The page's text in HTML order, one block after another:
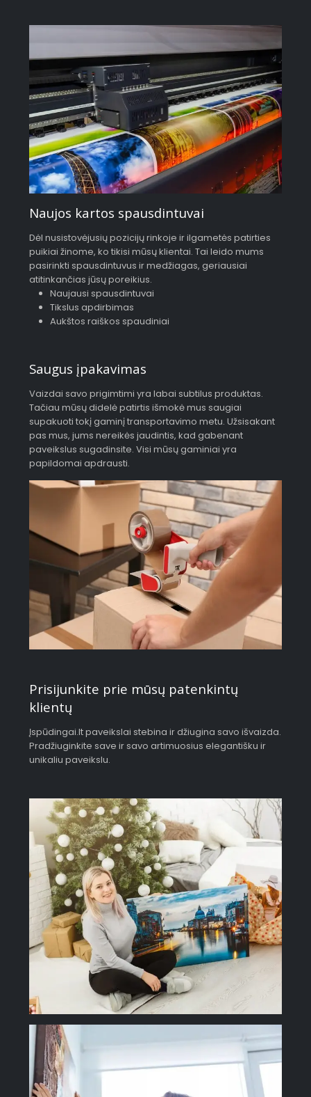
Naujos kartos spausdintuvai
Dėl nusistovėjusių pozicijų rinkoje ir ilgametės patirties
puikiai žinome, ko tikisi mūsų klientai. Tai leido mums
pasirinkti spausdintuvus ir medžiagas, geriausiai
atitinkančias jūsų poreikius.
Naujausi spausdintuvai
Tikslus apdirbimas
Aukštos raiškos spaudiniai
Saugus įpakavimas
Vaizdai savo prigimtimi yra labai subtilus produktas.
Tačiau mūsų didelė patirtis išmokė mus saugiai
supakuoti tokį gaminį transportavimo metu. Užsisakant
pas mus, jums nereikės jaudintis, kad gabenant
paveikslus sugadinsite. Visi mūsų gaminiai yra
papildomai apdrausti.
Prisijunkite prie mūsų patenkintų
klientų
Įspūdingai.lt paveikslai stebina ir džiugina savo išvaizda.
Pradžiuginkite save ir savo artimuosius elegantišku ir
unikaliu paveikslu.